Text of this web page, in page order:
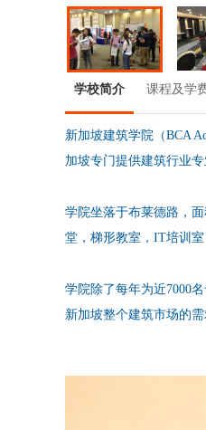
学校简介 课程及学
新加坡建筑学院（BCA
加坡专门提供建筑行业
学院坐落于布莱德路，
堂，梯形教室，IT培训
学院除了每年为近7000
新加坡整个建筑市场的